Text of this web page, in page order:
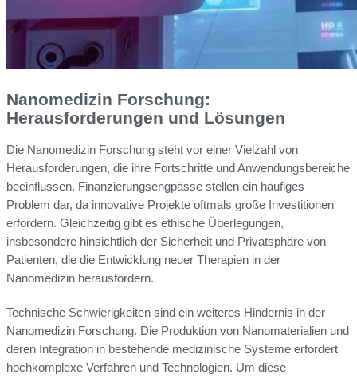
Nanomedizin Forschung:
Herausforderungen und Lösungen
Die Nanomedizin Forschung steht vor einer Vielzahl von
Herausforderungen, die ihre Fortschritte und Anwendungsbereiche
beeinflussen. Finanzierungsengpässe stellen ein häufiges
Problem dar, da innovative Projekte oftmals große Investitionen
erfordern. Gleichzeitig gibt es ethische Überlegungen,
insbesondere hinsichtlich der Sicherheit und Privatsphäre von
Patienten, die die Entwicklung neuer Therapien in der
Nanomedizin herausfordern.
Technische Schwierigkeiten sind ein weiteres Hindernis in der
Nanomedizin Forschung. Die Produktion von Nanomaterialien und
deren Integration in bestehende medizinische Systeme erfordert
hochkomplexe Verfahren und Technologien. Um diese